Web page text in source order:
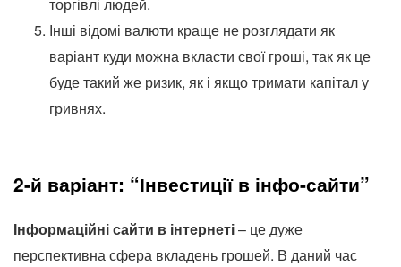
Інші відомі валюти краще не розглядати як
варіант куди можна вкласти свої гроші, так як це
буде такий же ризик, як і якщо тримати капітал у
гривнях.
2-й варіант: “Інвестиції в інфо-сайти”
Інформаційні сайти в інтернеті– це дуже
перспективна сфера вкладень грошей. В даний час